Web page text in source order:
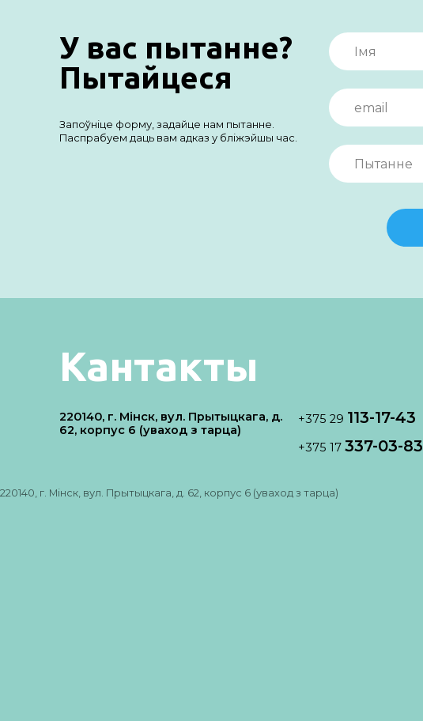
У вас пытанне?
Пытайцеся
Запоўніце форму, задайце нам пытанне.
Паспрабуем даць вам адказ у бліжэйшы час.
Кантакты
220140, г. Мінск, вул. Прытыцкага, д.
62, корпус 6 (уваход з тарца)
220140, г. Мінск, вул. Прытыцкага, д. 62, корпус 6 (уваход з тарца)
+375 29 113-17-43
+375 17337-03-83